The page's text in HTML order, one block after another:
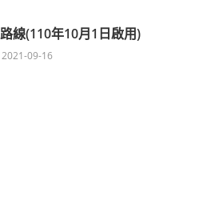
線(110年10月1日啟用)
2021-09-16